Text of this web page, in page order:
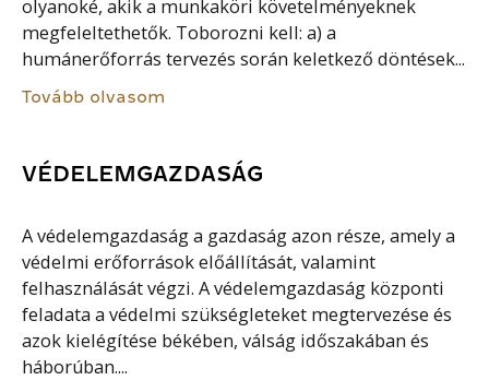
olyanoké, akik a munkaköri követelményeknek
megfeleltethetők. Toborozni kell: a) a
humánerőforrás tervezés során keletkező döntések...
Tovább olvasom
VÉDELEMGAZDASÁG
A védelemgazdaság a gazdaság azon része, amely a
védelmi erőforrások előállítását, valamint
felhasználását végzi. A védelemgazdaság központi
feladata a védelmi szükségleteket megtervezése és
azok kielégítése békében, válság időszakában és
háborúban....